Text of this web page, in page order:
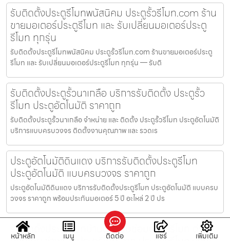
รับติดตั้งประตูรีโมทพนัสนิคม ประตูรั้วรีโมท.com ร้าน
ขายมอเตอร์ประตูรีโมท และ รับเปลี่ยนมอเตอร์ประตู
รีโมท ทุกรุ่น
รับติดตั้งประตูรีโมทพนัสนิคม ประตูรั้วรีโมท.com ร้านขายมอเตอร์ประตู
รีโมท และ รับเปลี่ยนมอเตอร์ประตูรีโมท ทุกรุ่น — รับติ
รับติดตั้งประตูรั้วนาเกลือ บริการรับติดตั้ง ประตูรั้ว
รีโมท ประตูอัตโนมัติ ราคาถูก
รับติดตั้งประตูรั้วนาเกลือ จำหน่าย และ ติดตั้ง ประตูรั้วรีโมท ประตูอัตโนมัติ
บริการแบบครบวงจร ติดตั้งงานคุณภาพ และ รวดเร
ประตูอัตโนมัติดินแดง บริการรับติดตั้งประตูรีโมท
ประตูอัตโนมัติ แบบครบวงจร ราคาถูก
ประตูอัตโนมัติดินแดง บริการรับติดตั้งประตูรีโมท ประตูอัตโนมัติ แบบครบ
วงจร ราคาถูก พร้อมประกันมอเตอร์ 5 ปี อะไหล่ 2 ปี ปร
รับติดตั้งประตูรีโมทบ้านฉาง รับซ่อมประตูรีโมท ด่วน
หน้าหลัก เมนู ติดต่อ แชร์ เพิ่มเติม